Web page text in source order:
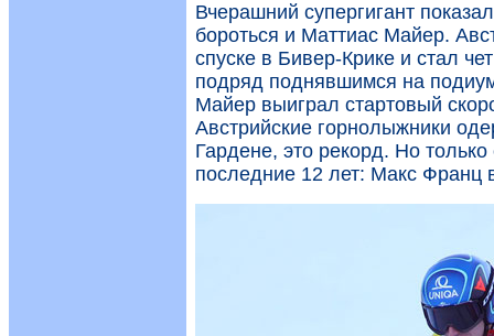
Вчерашний супергигант
бороться и Маттиас Майер.
спуске в Бивер-Крике и стал
подряд поднявшимся на
Майер выиграл стартовый
Австрийские горнолыжники
Гардене, это рекорд. Но
последние 12 лет: Макс Франц